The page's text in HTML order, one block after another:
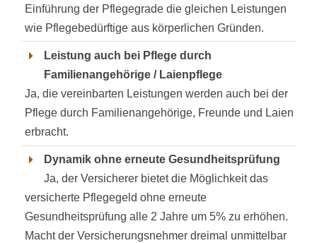
Einführung der Pflegegrade die gleichen Leistungen
wie Pflegebedürftige aus körperlichen Gründen.
Leistung auch bei Pflege durch
Familienangehörige / Laienpflege
Ja, die vereinbarten Leistungen werden auch bei der
Pflege durch Familienangehörige, Freunde und Laien
erbracht.
Dynamik ohne erneute Gesundheitsprüfung
Ja, der Versicherer bietet die Möglichkeit das
versicherte Pflegegeld ohne erneute
Gesundheitsprüfung alle 2 Jahre um 5% zu erhöhen.
Macht der Versicherungsnehmer dreimal unmittelbar